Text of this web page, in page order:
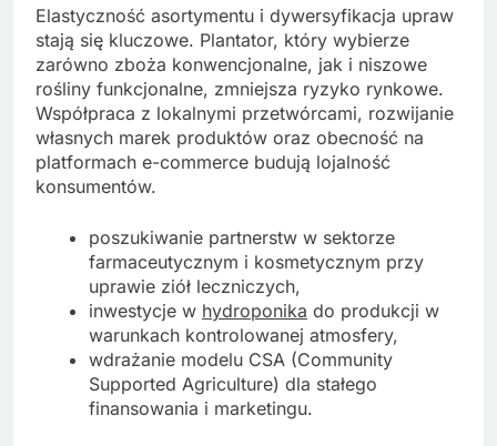
Elastyczność asortymentu i dywersyfikacja upraw
stają się kluczowe. Plantator, który wybierze
zarówno zboża konwencjonalne, jak i niszowe
rośliny funkcjonalne, zmniejsza ryzyko rynkowe.
Współpraca z lokalnymi przetwórcami, rozwijanie
własnych marek produktów oraz obecność na
platformach e-commerce budują lojalność
konsumentów.
poszukiwanie partnerstw w sektorze
farmaceutycznym i kosmetycznym przy
uprawie ziół leczniczych,
inwestycje w hydroponika do produkcji w
warunkach kontrolowanej atmosfery,
wdrażanie modelu CSA (Community
Supported Agriculture) dla stałego
finansowania i marketingu.